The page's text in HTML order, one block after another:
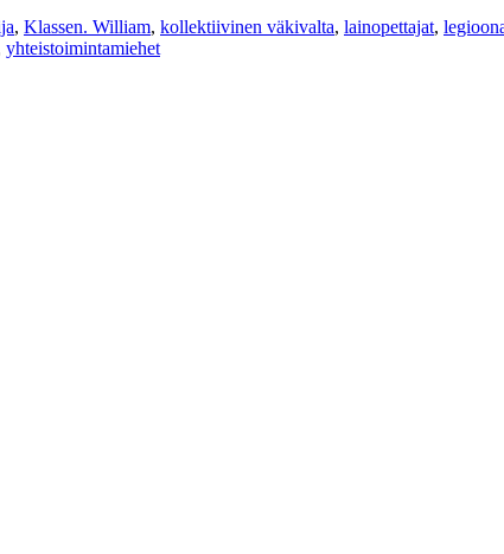
, Klassen. William, kollektiivinen väkivalta, lainopettajat,
yhteistoimintamiehet